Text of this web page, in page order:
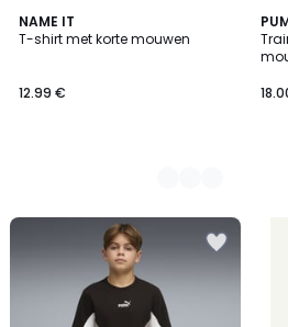
NAME IT
T-shirt met korte mouwen
12.99 €
2
Kleuren